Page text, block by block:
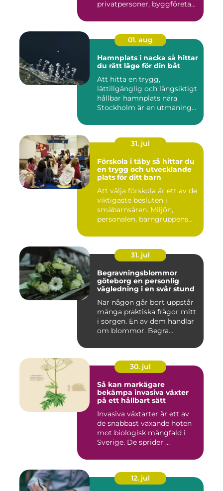
privatpersoner, byggföretag
01. aug
Hamnplats i nacka så hittar
du rätt läge för din båt
Att hitta en trygg,
lättillgänglig och långsiktigt
hållbar hamnplats nära
Stockholm är en utmaning
31. jul
Förskola i täby så hittar du
en trygg och utvecklande
plats för ditt barn
Att välja förskola är ett av de
viktigaste besluten i
småbarnsåren. Miljön,
personalen, barngruppens...
31. jul
Begravningsblommor
göteborg en personlig
vägledning i en svår stund
När någon går bort uppstår
många praktiska frågor mitt
i sorgen. En av dem handlar
om blommor. Begra...
30. jul
Så kan markägare
bekämpa invasiva växter
på ett hållbart sätt
Invasiva växtarter är ett av
de snabbast växande hoten
mot biologisk mångfald i
Sverige. De sprider ...
12. jul